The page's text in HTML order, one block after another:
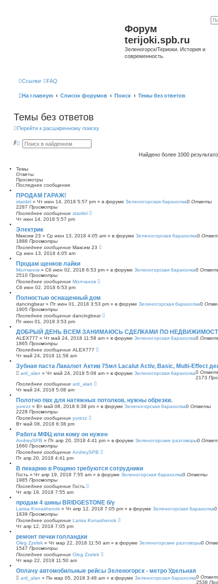
Форум
terijoki.spb.ru
Зеленогорск/Териоки. История и
современность.
Ссылки FAQ
На главную Список форумов Поиск Темы без ответов
Темы без ответов
Перейти к расширенному поиску
П Р
р
е
н
н
ы
й
п
о
и
к
Найдено более 1000
Темы
Ответы
Просмотры
Последнее сообщение
ПРОДАМ ГАРАЖ!
stardel » Чт июн 14, 2018 5:57 pm » в форуме Зеленогорская барахолка0 Ответы
2287 Просмотры
Последнее сообщение stardel
Чт июн 14, 2018 5:57 pm
Электрик
Максим 23 » Ср июн 13, 2018 4:05 am » в форуме Зеленогорская барахолка0
1888 Просмотры
Последнее сообщение Максим 23
Ср июн 13, 2018 4:05 am
Продам щенков лайки
Молчанов » Сб июн 02, 2018 6:53 pm » в форуме Зеленогорская барахолка0
2510 Просмотры
Последнее сообщение Молчанов
Сб июн 02, 2018 6:53 pm
Полностью оснащенный дом
dancingbear» Пт июн 01, 2018 3:53 pm » в форуме Зеленогорская барахолка0
1905 Просмотры
Последнее сообщение dancingbear
Пт июн 01, 2018 3:53 pm
ДОБРЫЙ ДЕНЬ ВСЕМ ЗАНИМАЮСЬ СДЕЛКАМИ ПО
ALEX777 » Чт май 24, 2018 11:58 am » в форуме Зеленогорская барахолка0
1865 Просмотры
Последнее сообщение ALEX777
Чт май 24, 2018 11:58 am
Зубная паста Лакалют Актив 75мл Lacalut Activ, Basic, Multi-Effect
ard_alan » Чт май 24, 2018 5:08 am » в форуме Зеленогорская барахолка0
2173
Последнее сообщение ard_alan
Чт май 24, 2018 5:08 am
Полотно пвх для натяжных потолков, нужны обрезки.
yurezz » Вт май 08, 2018 6:38 pm » в форуме Зеленогорская барахолка0 Ответы
2228 Просмотры
Последнее сообщение yurezz
Вт май 08, 2018 6:38 pm
Работа МФЦ или кому он нужен
AndreySPB » Пт апр 20, 2018 4:41 pm » в форуме Зеленогорские разговоры0
1660 Просмотры
Последнее сообщение AndreySPB
Пт апр 20, 2018 4:41 pm
В пекарню в Рощино требуются сотрудники
Гость » Чт апр 19, 2018 7:55 am » в форуме Зеленогорская барахолка0 Ответы
1985 Просмотры
Последнее сообщение Гость
Чт апр 19, 2018 7:55 am
продам 4 шины BRIDGESTONE б/у
Larisa Konashenok » Чт апр 12, 2018 7:05 pm » в форуме Зеленогорская барахолка0
1839 Просмотры
Последнее сообщение Larisa Konashenok
Чт апр 12, 2018 7:05 pm
ремонт печки голландки
Oleg Zzelek » Чт мар 22, 2018 11:50 am » в форуме Зеленогорские разговоры0
1547 Просмотры
Последнее сообщение Oleg Zzelek
Чт мар 22, 2018 11:50 am
Оплачу автомобильные рейсы Зеленогорск - метро Удельная
ard_alan » Пн мар 05, 2018 3:48 am » в форуме Зеленогорская барахолка0
2538